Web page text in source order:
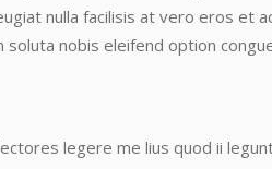
nulla facilisis at vero eros et
nobis eleifend option
legere me lius quod ii